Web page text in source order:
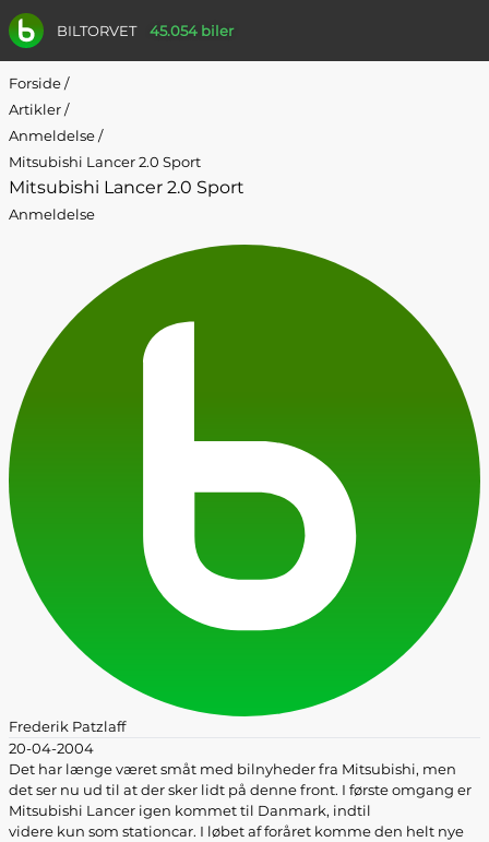
BILTORVET 45.054 biler
Forside/
Artikler/
Anmeldelse/
Mitsubishi Lancer 2.0 Sport
Mitsubishi Lancer 2.0 Sport
Anmeldelse
Frederik Patzlaff
20-04-2004
Det har længe været småt med bilnyheder fra Mitsubishi, men
det ser nu ud til at der sker lidt på denne front. I første omgang er
Mitsubishi Lancer igen kommet til Danmark, indtil
videre kun som stationcar. I løbet af foråret komme den helt nye